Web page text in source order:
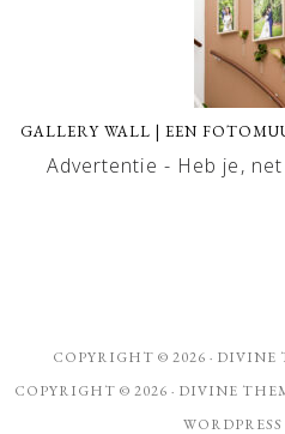
GALLERY WALL | EEN
Advertentie - Heb je,
COPYRIGHT © 2026 · DIVINE
COPYRIGHT © 2026 · DIVINE
WORDPRESS